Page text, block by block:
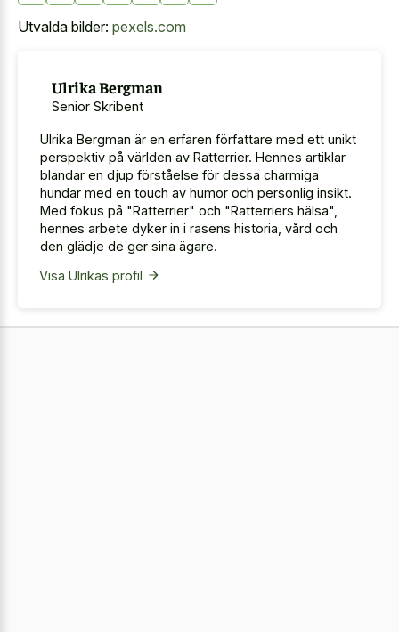
Utvalda bilder: pexels.com
Ulrika Bergman
Senior Skribent
Ulrika Bergman är en erfaren författare med ett unikt
perspektiv på världen av Ratterrier. Hennes artiklar
blandar en djup förståelse för dessa charmiga
hundar med en touch av humor och personlig insikt.
Med fokus på "Ratterrier" och "Ratterriers hälsa",
hennes arbete dyker in i rasens historia, vård och
den glädje de ger sina ägare.
Visa Ulrikas profil